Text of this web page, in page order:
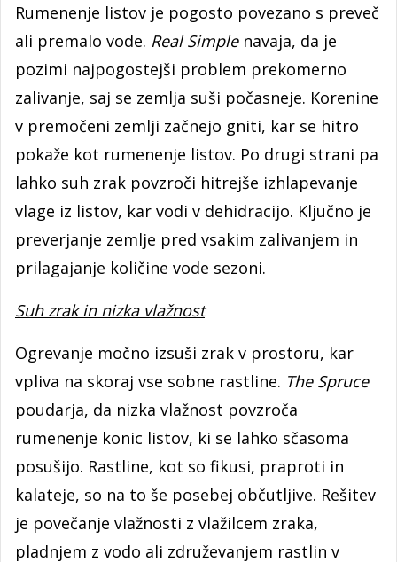
Rumenenje listov je pogosto povezano s preveč
ali premalo vode. Real Simplenavaja, da je
pozimi najpogostejši problem prekomerno
zalivanje, saj se zemlja suši počasneje. Korenine
v premočeni zemlji začnejo gniti, kar se hitro
pokaže kot rumenenje listov. Po drugi strani pa
lahko suh zrak povzroči hitrejše izhlapevanje
vlage iz listov, kar vodi v dehidracijo. Ključno je
preverjanje zemlje pred vsakim zalivanjem in
prilagajanje količine vode sezoni.
Suh zrak in nizka vlažnost
Ogrevanje močno izsuši zrak v prostoru, kar
vpliva na skoraj vse sobne rastline. The Spruce
poudarja, da nizka vlažnost povzroča
rumenenje konic listov, ki se lahko sčasoma
posušijo. Rastline, kot so fikusi, praproti in
kalateje, so na to še posebej občutljive. Rešitev
je povečanje vlažnosti z vlažilcem zraka,
pladnjem z vodo ali združevanjem rastlin v